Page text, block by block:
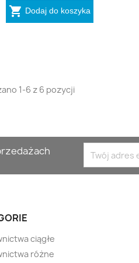
 Dodaj do koszyka
1-6 z 6 pozycji
ciągłe
różne